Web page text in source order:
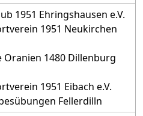
1951 Ehringshausen e.V.
1951 Neukirchen
Oranien 1480 Dillenburg
1951 Eibach e.V.
Fellerdilln